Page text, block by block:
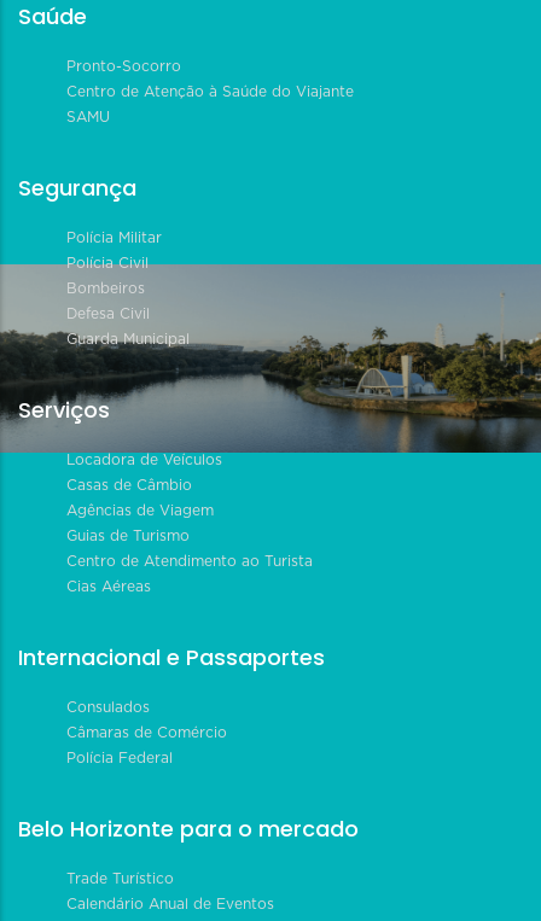
Saúde
Pronto-Socorro
Centro de Atenção à Saúde do Viajante
SAMU
Segurança
Polícia Militar
Polícia Civil
Bombeiros
Defesa Civil
Guarda Municipal
Serviços
Locadora de Veículos
Casas de Câmbio
Agências de Viagem
Guias de Turismo
Centro de Atendimento ao Turista
Cias Aéreas
Internacional e Passaportes
Consulados
Câmaras de Comércio
Polícia Federal
Belo Horizonte para o mercado
Trade Turístico
Calendário Anual de Eventos